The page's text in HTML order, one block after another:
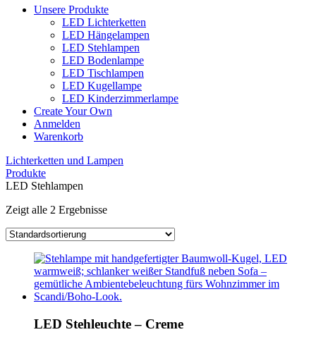
Unsere Produkte
LED Lichterketten
LED Hängelampen
LED Stehlampen
LED Bodenlampe
LED Tischlampen
LED Kugellampe
LED Kinderzimmerlampe
Create Your Own
Anmelden
Warenkorb
Lichterketten und Lampen
Produkte
LED Stehlampen
Zeigt alle 2 Ergebnisse
LED Stehleuchte – Creme